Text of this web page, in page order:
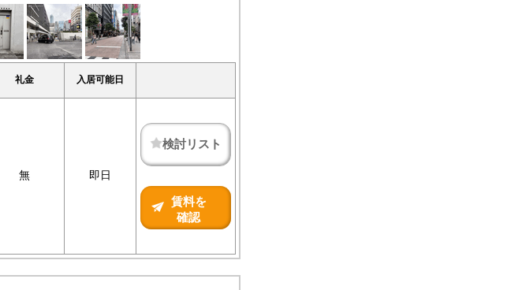
礼金 入居可能日
無 即日
検討リスト
賃料を
確認